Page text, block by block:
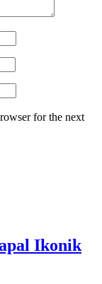
for the next
Ikonik